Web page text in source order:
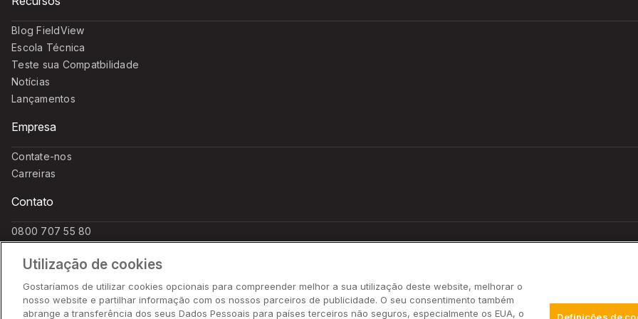
Blog FieldView
Escola Técnica
Teste sua Compatbilidade
Notícias
Lançamentos
Empresa
Contate-nos
Carreiras
Contato
0800 707 55 80
suporte.agricultor@climate.com
Utilização de cookies
Gostaríamos de utilizar cookies opcionais para compreender melhor a sua utilização deste website, melhorar o
nosso website e partilhar informação com os nossos parceiros de publicidade. O seu consentimento também
abrange a transferência dos seus Dados Pessoais para países terceiros não seguros, especialmente os EUA, o